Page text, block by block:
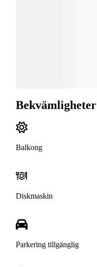
Bekvämligheter
Balkong
Diskmaskin
Parkering tillgänglig